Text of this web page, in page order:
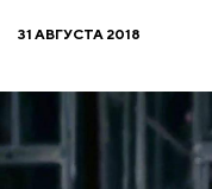
31 АВГУСТА 2018